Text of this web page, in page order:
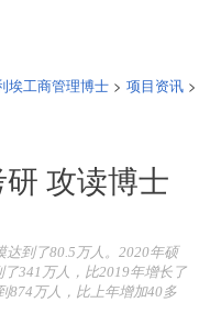
埃工商管理博士 >项目资讯 >
攻读博士
到了80.5万人。2020年硕
341万人，比2019年增长了
874万人，比上年增加40多